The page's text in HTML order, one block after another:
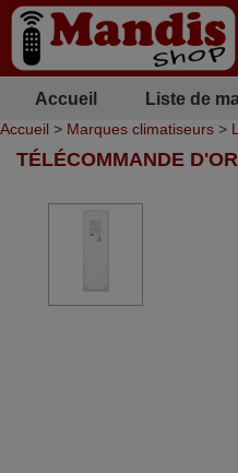
Accueil Liste de
Accueil > Marques climatiseurs >
TÉLÉCOMMANDE